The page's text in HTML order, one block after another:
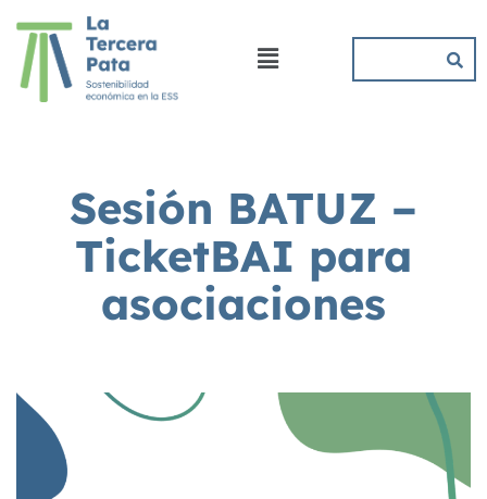
Sesión BATUZ –
TicketBAI para
asociaciones